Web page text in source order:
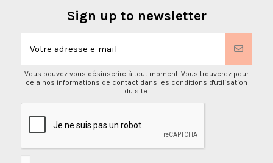
Sign up to newsletter
Vous pouvez vous désinscrire à tout moment. Vous trouverez pour
cela nos informations de contact dans les conditions d'utilisation
du site.